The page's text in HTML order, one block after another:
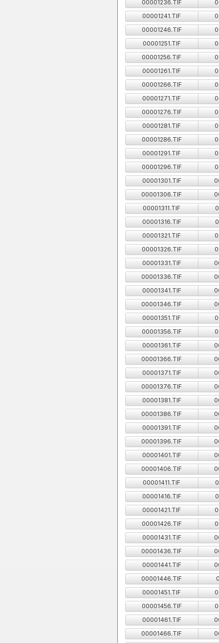
00001236.TIF
00001241.TIF
00001246.TIF
00001251.TIF
00001256.TIF
00001261.TIF
00001266.TIF
00001271.TIF
00001276.TIF
00001281.TIF
00001286.TIF
00001291.TIF
00001296.TIF
00001301.TIF
00001306.TIF
00001311.TIF
00001316.TIF
00001321.TIF
00001326.TIF
00001331.TIF
00001336.TIF
00001341.TIF
00001346.TIF
00001351.TIF
00001356.TIF
00001361.TIF
00001366.TIF
00001371.TIF
00001376.TIF
00001381.TIF
00001386.TIF
00001391.TIF
00001396.TIF
00001401.TIF
00001406.TIF
00001411.TIF
00001416.TIF
00001421.TIF
00001426.TIF
00001431.TIF
00001436.TIF
00001441.TIF
00001446.TIF
00001451.TIF
00001456.TIF
00001461.TIF
00001466.TIF